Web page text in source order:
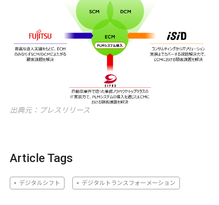
出典元：プレスリリース
Article Tags
デジタルシフト デジタルトランスフォーメーション